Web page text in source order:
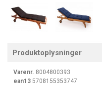
Produktoplysninger
Varenr. 8004800393
ean13 5708155353747